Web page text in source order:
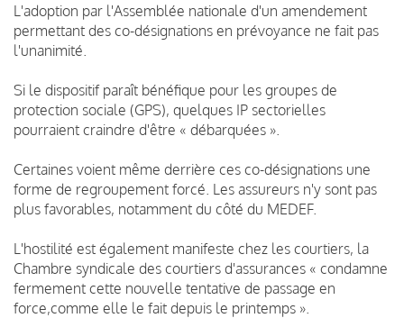
L'adoption par l'Assemblée nationale d'un amendement
permettant des co-désignations en prévoyance ne fait pas
l'unanimité.
Si le dispositif paraît bénéfique pour les groupes de
protection sociale (GPS), quelques IP sectorielles
pourraient craindre d'être « débarquées ».
Certaines voient même derrière ces co-désignations une
forme de regroupement forcé. Les assureurs n'y sont pas
plus favorables, notamment du côté du MEDEF.
L'hostilité est également manifeste chez les courtiers, la
Chambre syndicale des courtiers d'assurances « condamne
fermement cette nouvelle tentative de passage en
force,comme elle le fait depuis le printemps ».